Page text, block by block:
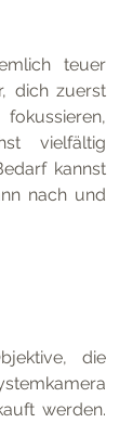
teuer
dich zuerst
vielfältig
kannst
nach und
die
werden.